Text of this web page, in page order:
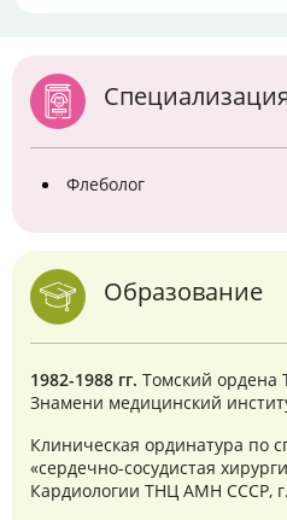
Флеболог
Образование
1982-1988 гг. Томский ордена
Знамени медицинский
Клиническая ординатура по
«сердечно-сосудистая
Кардиологии ТНЦ АМН СССР,